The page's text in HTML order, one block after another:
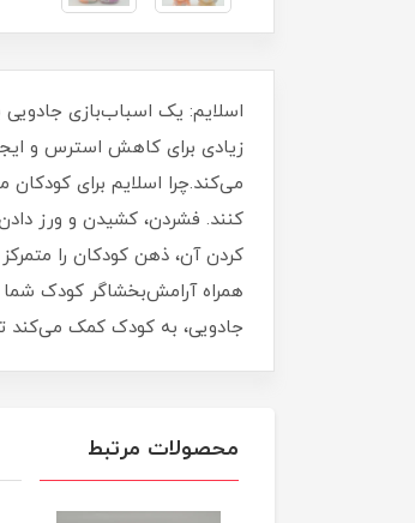
اسلایم: یک اسباب‌بازی
زیادی برای کاهش استرس و
می‌کند.چرا اسلایم برای
کنند. فشردن، کشیدن و ورز
کردن آن، ذهن کودکان را
همراه آرامش‌بخشاگر کودک شما
جادویی، به کودک کمک می‌کند
محصولات مرتبط